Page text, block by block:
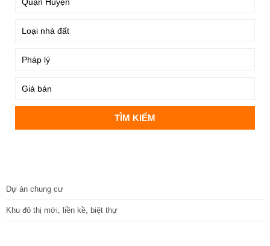
Dự án chung cư
Khu đô thị mới, liền kề, biệt thự